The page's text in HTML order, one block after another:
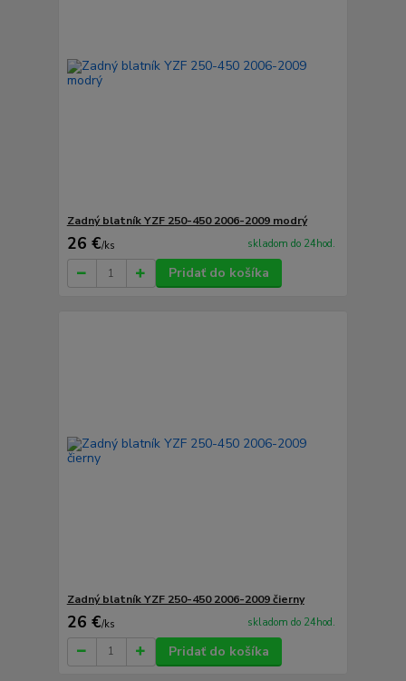
Zadný blatník YZF 250-450 2006-2009 modrý
26 €/ks skladom do 24hod.
Pridať do košíka
Zadný blatník YZF 250-450 2006-2009 čierny
26 €/ks skladom do 24hod.
Pridať do košíka